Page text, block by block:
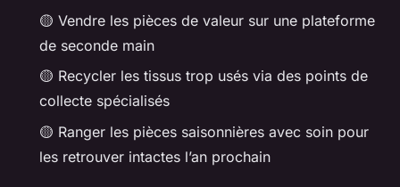
🟡 Vendre les pièces de valeur sur une plateforme
de seconde main
🟡 Recycler les tissus trop usés via des points de
collecte spécialisés
🟡 Ranger les pièces saisonnières avec soin pour
les retrouver intactes l’an prochain